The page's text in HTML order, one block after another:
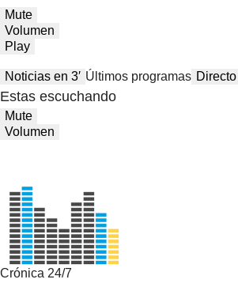
Mute
Volumen
Play
Noticias en 3′ Últimos programas Directo
Estas escuchando
Mute
Volumen
Crónica 24/7